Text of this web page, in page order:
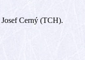
Cerný (TCH).